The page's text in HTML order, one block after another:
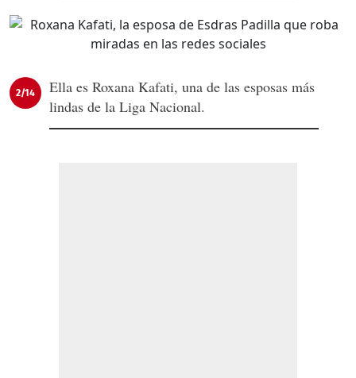
2/14
Ella es Roxana Kafati, una de las esposas más
lindas de la Liga Nacional.